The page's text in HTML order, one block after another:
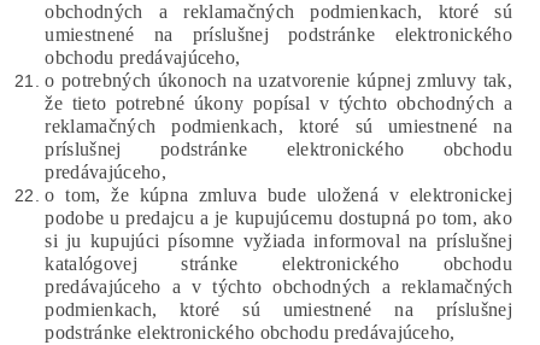
obchodných a reklamačných podmienkach, ktoré sú
umiestnené na príslušnej podstránke elektronického
obchodu predávajúceho,
o potrebných úkonoch na uzatvorenie kúpnej zmluvy tak,
že tieto potrebné úkony popísal v týchto obchodných a
reklamačných podmienkach, ktoré sú umiestnené na
príslušnej podstránke elektronického obchodu
predávajúceho,
o tom, že kúpna zmluva bude uložená v elektronickej
podobe u predajcu a je kupujúcemu dostupná po tom, ako
si ju kupujúci písomne vyžiada informoval na príslušnej
katalógovej stránke elektronického obchodu
predávajúceho a v týchto obchodných a reklamačných
podmienkach, ktoré sú umiestnené na príslušnej
podstránke elektronického obchodu predávajúceho,